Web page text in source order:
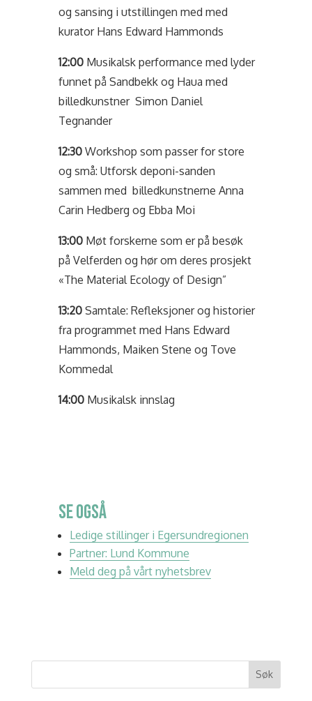
og sansing i utstillingen med med
kurator Hans Edward Hammonds
12:00 Musikalsk performance med lyder
funnet på Sandbekk og Haua med
billedkunstner Simon Daniel
Tegnander
12:30Workshop som passer for store
og små: Utforsk deponi-sanden
sammen med billedkunstnerne Anna
Carin Hedberg og Ebba Moi
13:00 Møt forskerne som er på besøk
på Velferden og hør om deres prosjekt
«The Material Ecology of Design”
13:20Samtale: Refleksjoner og historier
fra programmet med Hans Edward
Hammonds, Maiken Stene og Tove
Kommedal
14:00 Musikalsk innslag
SE OGSÅ
Ledige stillinger i Egersundregionen
Partner: Lund Kommune
Meld deg på vårt nyhetsbrev